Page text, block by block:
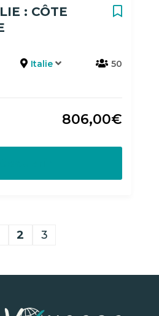
: CÔTE
Italie 50
806,00€
2 3